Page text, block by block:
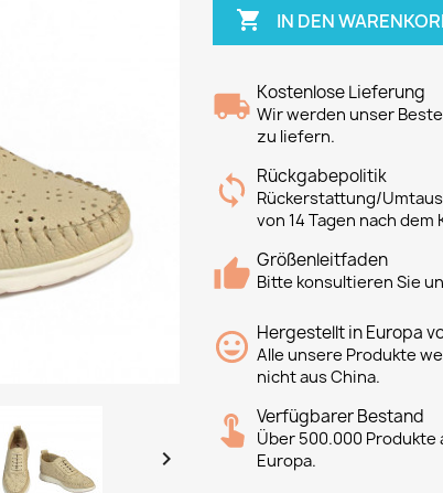

 IN DEN
Kostenlose Lieferung
Wir werden unser
zu liefern.
Rückgabepolitik
Rückerstattung/
von 14 Tagen nach dem
Größenleitfaden
Bitte konsultieren Sie
Hergestellt in Europa
Alle unsere Produkte
nicht aus China.
Verfügbarer Bestand
Über 500.000
Europa.